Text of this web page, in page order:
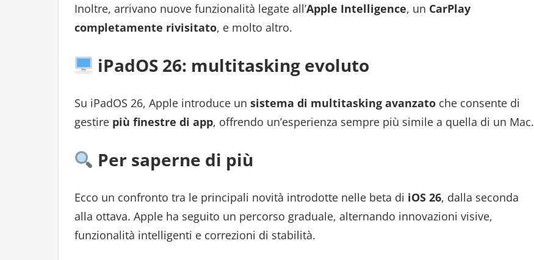
Inoltre, arrivano nuove funzionalità legate all’Apple Intelligence, un CarPlay
completamente rivisitato, e molto altro.
iPadOS 26: multitasking evoluto
Su iPadOS 26, Apple introduce un sistema di multitasking avanzatoche consente di
gestire più finestre di app, offrendo un’esperienza sempre più simile a quella di un Mac.
Per saperne di più
Ecco un confronto tra le principali novità introdotte nelle beta di iOS 26, dalla seconda
alla ottava. Apple ha seguito un percorso graduale, alternando innovazioni visive,
funzionalità intelligenti e correzioni di stabilità.